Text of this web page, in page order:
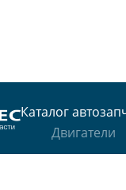
Каталог
Двигатели